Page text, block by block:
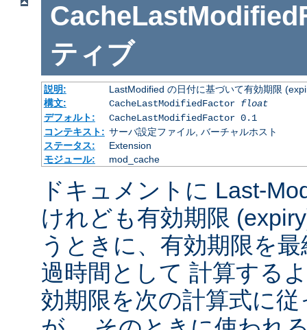
ティブ
説明:
LastModified の日付に基づいて有効期限
構文:
CacheLastModifiedFactor float
デフォルト:
CacheLastModifiedFactor 0.1
コンテキスト: サーバ設定ファイル, バーチャルホスト
ステータス:
Extension
モジュール:
mod_cache
ドキュメントに Last-
けれども有効期限
うときに、有効期限を
過時間として 計算する
効期限を次の計算式に